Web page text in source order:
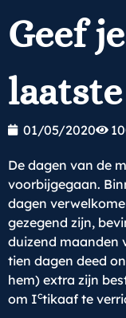
Geef
01/05/2020
De dagen van de
voorbijgegaan.
dagen
gezegend zijn,
duizend maanden
tien dagen deed
hem) extra zijn
om Ictikaaf te